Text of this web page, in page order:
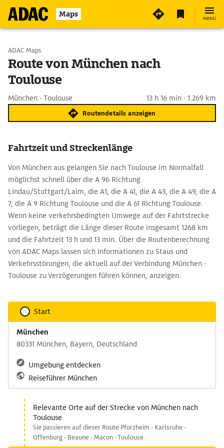
Maps MENÜ
Start wählen
Ziel eingeben
ADAC Maps
Route von München nach
Toulouse
München - Toulouse 13 h 16 min · 1.269 km
Routendetails anzeigen
Fahrtzeit und Streckenlänge
Von München aus gelangen Sie nach Toulouse im Normalfall
möglichst schnell über die A 96 Richtung
Lindau/Stuttgart/Laim, die A1, die A 41, die A 43, die A 49, die A
7, die A 9 Richtung Toulouse und die A 61 Richtung Toulouse.
Wenn keine verkehrsbedingten Umwege auf der Fahrtstrecke
vorliegen, beträgt die Länge dieser Route insgesamt 1268 km
und die Fahrtzeit 13 h und 13 min. Über die Routenberechnung
von ADAC Maps lassen sich Informationen zu Staus und
Verkehrsstörungen, die aktuell auf der Verbindung München -
Toulouse zu Verzögerungen führen können, anzeigen.
Start
München
80331 München, Bayern, Deutschland
Umgebung entdecken
Reiseführer München
Relevante Orte auf der Strecke von München nach
Toulouse
Sie passieren auf dieser Route Pforzheim - Karlsruhe -
Offenburg - Beaune - Macon - Toulouse.